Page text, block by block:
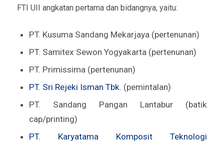
FTI UII angkatan pertama dan bidangnya, yaitu:
PT. Kusuma Sandang Mekarjaya (pertenunan)
PT. Samitex Sewon Yogyakarta (pertenunan)
PT. Primissima (pertenunan)
PT. Sri Rejeki Isman Tbk. (pemintalan)
PT. Sandang Pangan Lantabur (batik
cap/printing)
PT. Karyatama Komposit Teknologi